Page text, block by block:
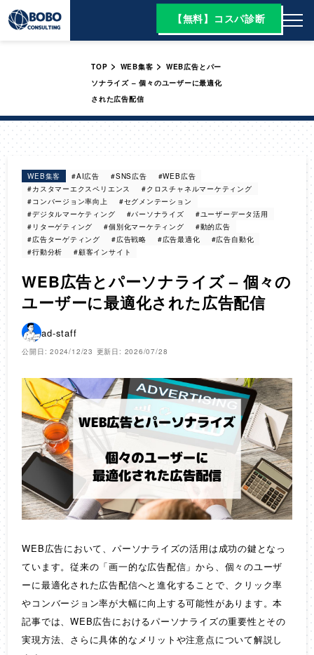
【無料】コスパ診断
TOP > WEB集客 > WEB広告とパー
ソナライズ – 個々のユーザーに最適化
された広告配信
WEB集客 #AI広告 #SNS広告
#WEB広告
#カスタマーエクスペリエンス
#クロスチャネルマーケティング
#コンバージョン率向上
#セグメンテーション
#デジタルマーケティング
#パーソナライズ
#ユーザーデータ活用
#リターゲティング
#個別化マーケティング
#動的広告
#広告ターゲティング
#広告戦略 #広告最適化
#広告自動化
#行動分析
#顧客インサイト
WEB広告とパーソナライズ – 個々の
ユーザーに最適化された広告配信
ad-staff
公開日: 2024/12/23 更新日: 2026/07/28
WEB広告において、パーソナライズの活用は成功の鍵となっ
ています。従来の「画一的な広告配信」から、個々のユーザ
ーに最適化された広告配信へと進化することで、クリック率
やコンバージョン率が大幅に向上する可能性があります。本
記事では、WEB広告におけるパーソナライズの重要性とその
実現方法、さらに具体的なメリットや注意点について解説し